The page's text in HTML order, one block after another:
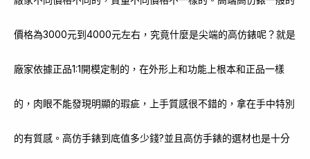
價格為3000元到4000元左右，究竟什麼是尖端的高仿錶呢？就是
廠家依據正品1:1開模定制的，在外形上和功能上根本和正品一樣
的，肉眼不能發現明顯的瑕疵，上手質感很不錯的，拿在手中特別
的有質感。高仿手錶到底值多少錢?並且高仿手錶的選材也是十分